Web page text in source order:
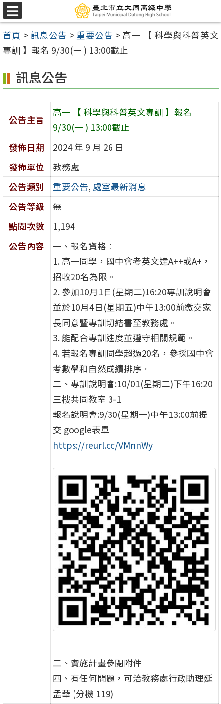
跳
至
主
要
容
區
選
單
首頁 > 訊息公告 > 重要公告 > 高一 【 科學與科普英文
專訓 】報名 9/30(一 ) 13:00截止
訊息公告
公告主旨
高一 【 科學與科普英文專訓 】報名
9/30(一 ) 13:00截止
發佈日期
2024 年 9 月 26 日
發佈單位
教務處
公告類別
重要公告, 處室最新消息
公告等級
無
點閱次數
1,194
公告內容
一、報名資格：
1. 高一同學，國中會考英文達A++或A+，
招收20名為限。
2. 參加10月1日(星期二)16:20專訓說明會
並於10月4日(星期五)中午13:00前繳交家
長同意暨專訓切結書至教務處。
3. 能配合專訓進度並遵守相關規範。
4. 若報名專訓同學超過20名，參採國中會
考數學和自然成績排序。
二、專訓說明會:10/01(星期二)下午16:20
三樓共同教室 3-1
報名說明會:9/30(星期一)中午13:00前提
交 google表單
https://reurl.cc/VMnnWy
三、實施計畫參閱附件
四、有任何問題，可洽教務處行政助理延
孟華 (分機 119)